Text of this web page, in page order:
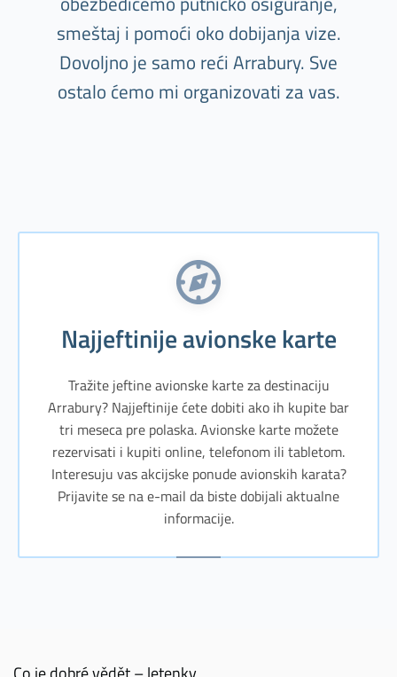
smeštaj i pomoći oko dobijanja vize.
Dovoljno je samo reći Arrabury. Sve
ostalo ćemo mi organizovati za vas.
Najjeftinije avionske karte
Tražite jeftine avionske karte za destinaciju
Arrabury? Najjeftinije ćete dobiti ako ih kupite bar
tri meseca pre polaska. Avionske karte možete
rezervisati i kupiti online, telefonom ili tabletom.
Interesuju vas akcijske ponude avionskih karata?
Prijavite se na e-mail da biste dobijali aktualne
informacije.